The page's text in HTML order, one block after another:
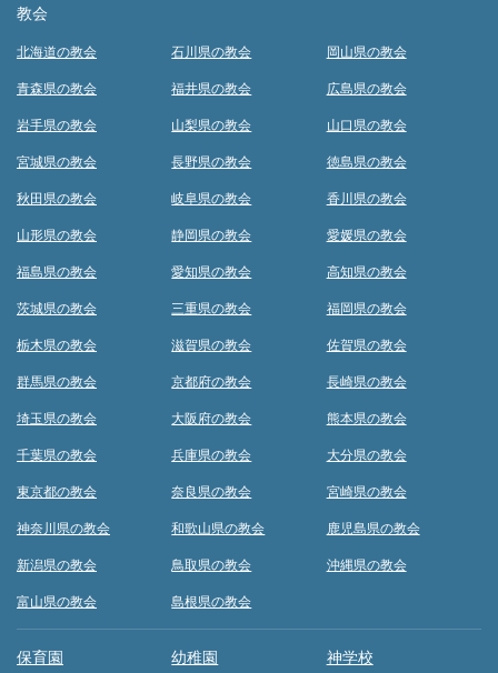
教会
北海道の教会
青森県の教会
岩手県の教会
宮城県の教会
秋田県の教会
山形県の教会
福島県の教会
茨城県の教会
栃木県の教会
群馬県の教会
埼玉県の教会
千葉県の教会
東京都の教会
神奈川県の教会
新潟県の教会
富山県の教会
石川県の教会
福井県の教会
山梨県の教会
長野県の教会
岐阜県の教会
静岡県の教会
愛知県の教会
三重県の教会
滋賀県の教会
京都府の教会
大阪府の教会
兵庫県の教会
奈良県の教会
和歌山県の教会
鳥取県の教会
島根県の教会
岡山県の教会
広島県の教会
山口県の教会
徳島県の教会
香川県の教会
愛媛県の教会
高知県の教会
福岡県の教会
佐賀県の教会
長崎県の教会
熊本県の教会
大分県の教会
宮崎県の教会
鹿児島県の教会
沖縄県の教会
保育園 幼稚園 神学校